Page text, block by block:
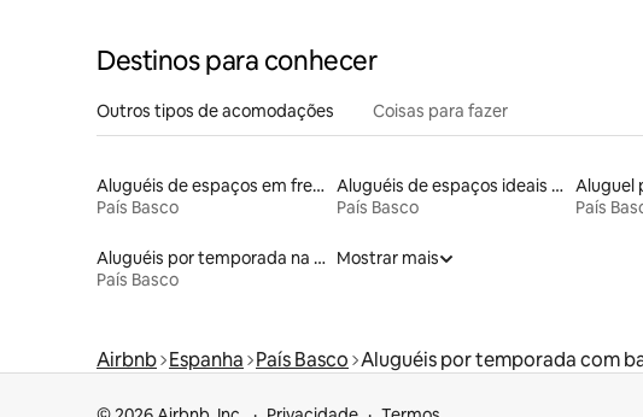
Destinos para conhecer
Outros tipos de acomodações Coisas para fazer
Aluguéis de espaços em frente à praia
País Basco
Aluguéis de espaços ideais para famílias
País Basco
País
Aluguéis por temporada na orla
País Basco
Mostrar mais
Airbnb Espanha País Basco Aluguéis por temporada com